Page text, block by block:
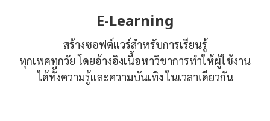
E-Learning
สร้างซอฟต์แวร์สำหรับการเรียนรู้
ทุกเพศทุกวัย โดยอ้างอิงเนื้อหาวิชาการทำให้ผู้ใช้งาน
ได้ทั้งความรู้และความบันเทิง ในเวลาเดียวกัน